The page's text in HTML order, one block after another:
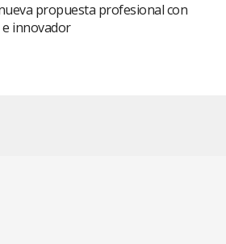
propuesta profesional con
innovador